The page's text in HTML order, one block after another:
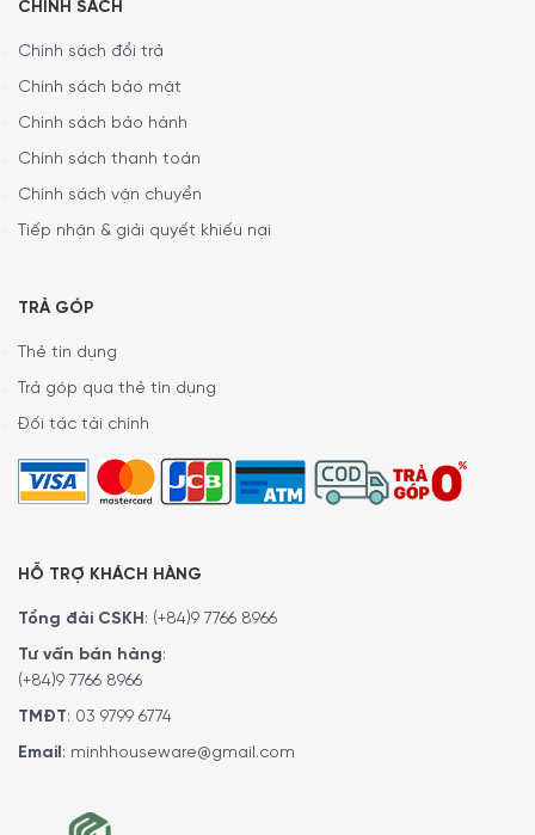
CHÍNH SÁCH
Chính sách đổi trả
Chính sách bảo mật
Chính sách bảo hành
Chính sách thanh toán
Chính sách vận chuyển
Tiếp nhận & giải quyết khiếu nại
TRẢ GÓP
Thẻ tín dụng
Trả góp qua thẻ tín dụng
Đối tác tài chính
HỖ TRỢ KHÁCH HÀNG
Tổng đài CSKH: (+84)9 7766 8966
Tư vấn bán hàng:
(+84)9 7766 8966
TMĐT: 03 9799 6774
Email: minhhouseware@gmail.com